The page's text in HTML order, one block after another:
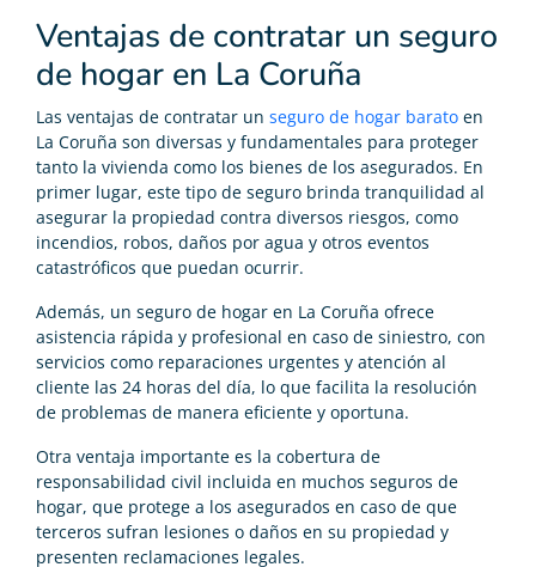
Ventajas de contratar un seguro
de hogar en La Coruña
Las ventajas de contratar un seguro de hogar barato en
La Coruña son diversas y fundamentales para proteger
tanto la vivienda como los bienes de los asegurados. En
primer lugar, este tipo de seguro brinda tranquilidad al
asegurar la propiedad contra diversos riesgos, como
incendios, robos, daños por agua y otros eventos
catastróficos que puedan ocurrir.
Además, un seguro de hogar en La Coruña ofrece
asistencia rápida y profesional en caso de siniestro, con
servicios como reparaciones urgentes y atención al
cliente las 24 horas del día, lo que facilita la resolución
de problemas de manera eficiente y oportuna.
Otra ventaja importante es la cobertura de
responsabilidad civil incluida en muchos seguros de
hogar, que protege a los asegurados en caso de que
terceros sufran lesiones o daños en su propiedad y
presenten reclamaciones legales.